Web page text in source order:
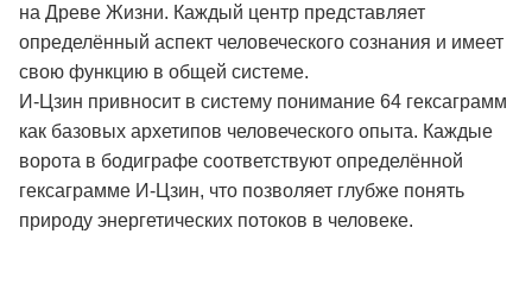
на Древе Жизни. Каждый центр представляет
определённый аспект человеческого сознания и имеет
свою функцию в общей системе.
И-Цзин привносит в систему понимание 64 гексаграмм
как базовых архетипов человеческого опыта. Каждые
ворота в бодиграфе соответствуют определённой
гексаграмме И-Цзин, что позволяет глубже понять
природу энергетических потоков в человеке.